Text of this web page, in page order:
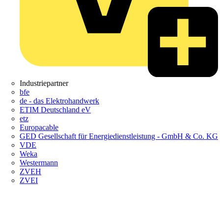
Industriepartner
bfe
de - das Elektrohandwerk
ETIM Deutschland eV
etz
Europacable
GED Gesellschaft für Energiedienstleistung - GmbH & Co. KG
VDE
Weka
Westermann
ZVEH
ZVEI